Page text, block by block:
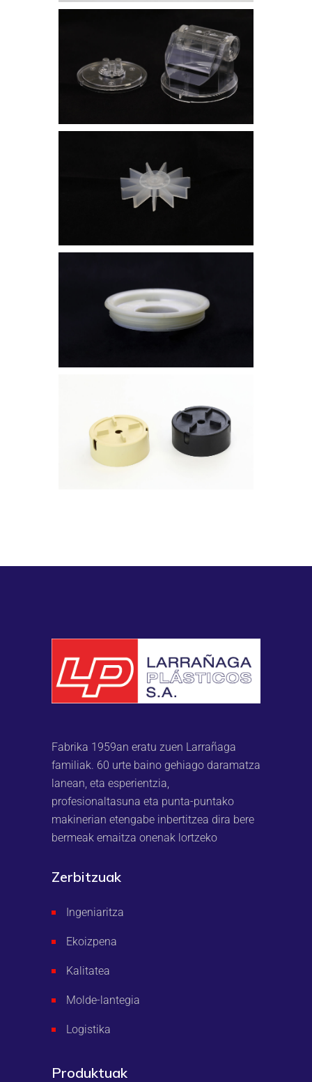
Fabrika 1959an eratu zuen Larrañaga
familiak. 60 urte baino gehiago daramatza
lanean, eta esperientzia,
profesionaltasuna eta punta-puntako
makinerian etengabe inbertitzea dira bere
bermeak emaitza onenak lortzeko
Zerbitzuak
Ingeniaritza
Ekoizpena
Kalitatea
Molde-lantegia
Logistika
Produktuak